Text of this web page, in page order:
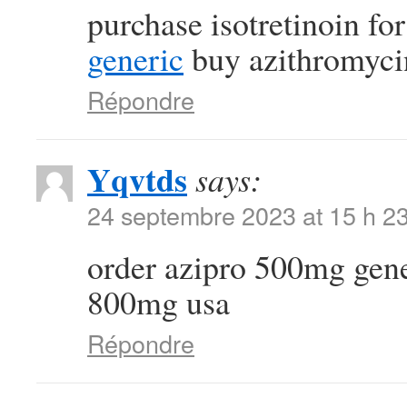
purchase isotretinoin
generic buy
Répondre
Yqvtds says:
24 septembre 2023 at 15 h
order azipro 500mg
800mg usa
Répondre